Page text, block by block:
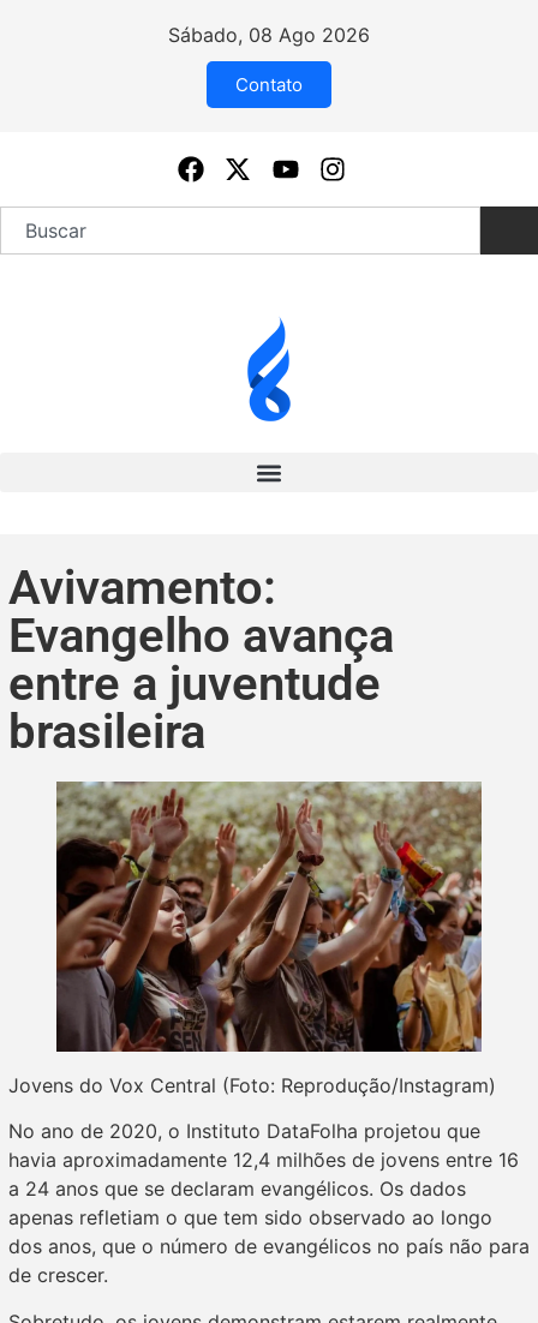
Sábado, 08 Ago 2026
Contato
Avivamento:
Evangelho avança
entre a juventude
brasileira
Jovens do Vox Central (Foto: Reprodução/Instagram)
No ano de 2020, o Instituto DataFolha projetou que
havia aproximadamente 12,4 milhões de jovens entre 16
a 24 anos que se declaram evangélicos. Os dados
apenas refletiam o que tem sido observado ao longo
dos anos, que o número de evangélicos no país não para
de crescer.